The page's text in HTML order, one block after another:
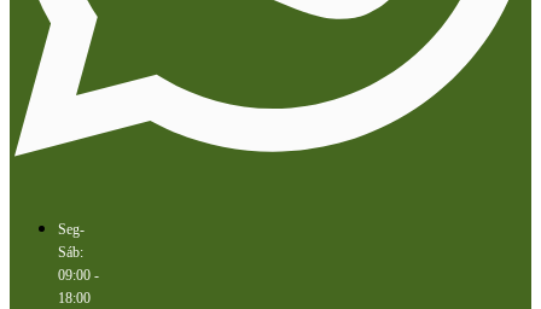
Seg-
Sáb:
09:00 -
18:00